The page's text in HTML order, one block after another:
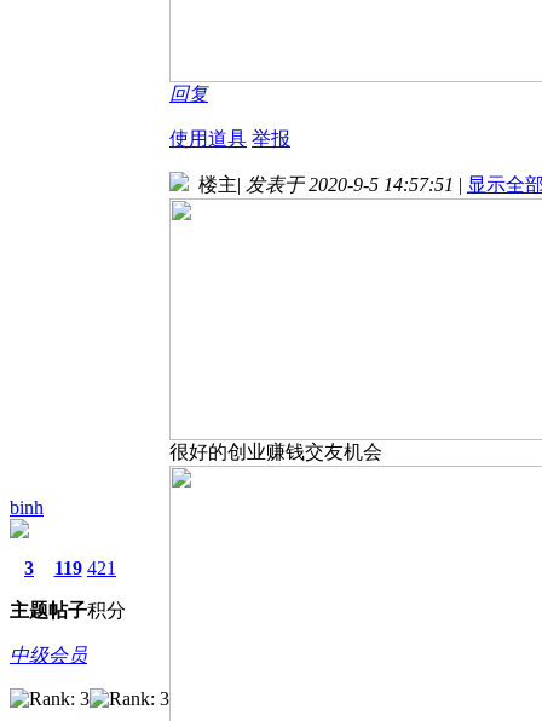
回复
使用道具 举报
binh
3
主题
119
帖子
421
积分
中级会员
楼主| 发表于 2020-9-5 14:57:51 | 显示全
很好的创业赚钱交友机会